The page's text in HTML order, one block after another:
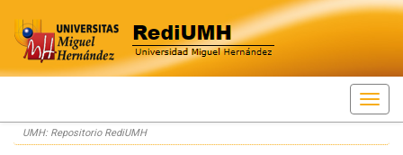
Skip
navigation
UMH: Repositorio RediUMH